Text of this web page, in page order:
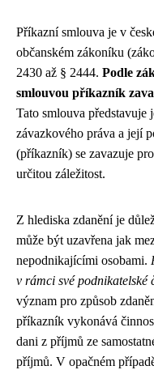
Příkazní smlouva je v
občanském zákoníku
2430 až § 2444. Podle
smlouvou příkazník
Tato smlouva představuje
závazkového práva a její
(příkazník) se zavazuje
určitou záležitost.
Z hlediska zdanění je
může být uzavřena jak
nepodnikajícími osobami.
v rámci své podnikatelské
význam pro způsob
příkazník vykonává
dani z příjmů ze
příjmů. V opačném